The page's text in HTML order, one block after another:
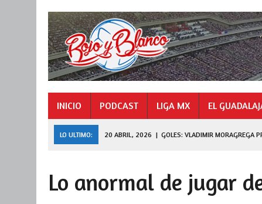
INICIO PODCAST LIGA MX EL
LO ULTIMO: 20 ABRIL, 2026 | GOLES: VLADIMIR MORAGREGA
DE FERRAN A LEAGUES CUP
Lo anormal de jugar